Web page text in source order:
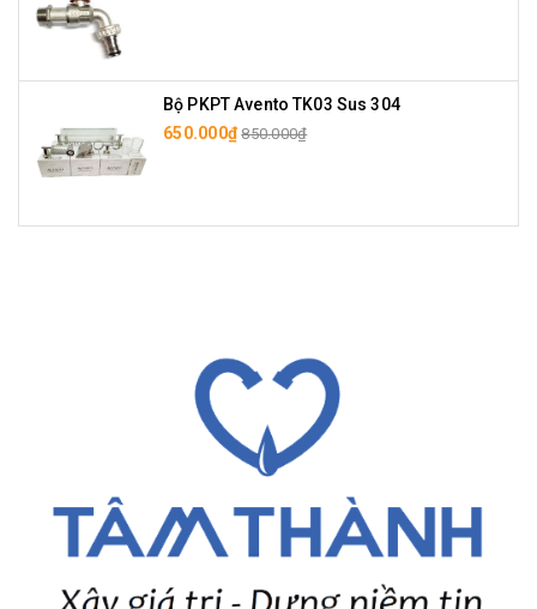
Bộ PKPT Avento TK03 Sus 304
650.000₫ 850.000₫